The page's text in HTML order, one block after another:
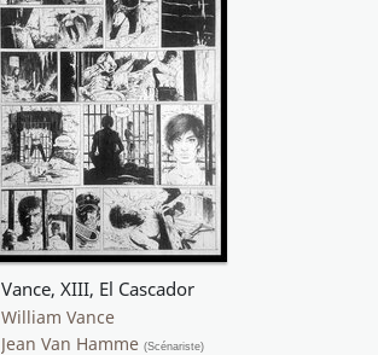
Vance, XIII, El Cascador
William Vance
Jean Van Hamme (Scénariste)